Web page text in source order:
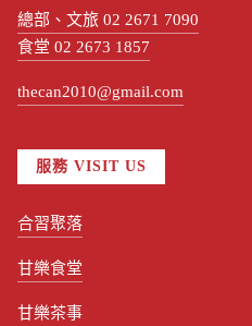
總部、文旅 02 2671 7090
食堂 02 2673 1857
thecan2010@gmail.com
服務 VISIT US
合習聚落
甘樂食堂
甘樂茶事